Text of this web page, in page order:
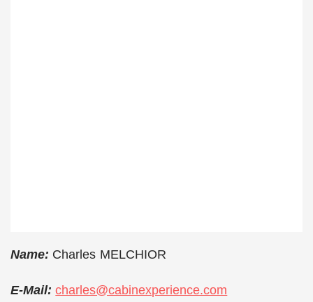
Name: Charles MELCHIOR
E-Mail:charles@cabinexperience.com